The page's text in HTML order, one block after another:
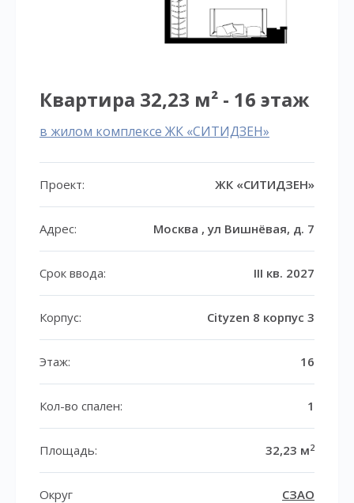
Квартира 32,23 м² - 16 этаж
в жилом комплексе ЖК «СИТИДЗЕН»
Проект: ЖК «СИТИДЗЕН»
Адрес: Москва , ул Вишнёвая, д. 7
Срок ввода: III кв. 2027
Корпус: Cityzen 8 корпус 3
Этаж: 16
Кол-во спален: 1
Площадь: 32,23 м2
Округ СЗАО